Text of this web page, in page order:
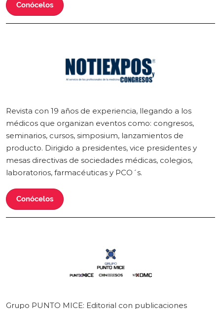
Conócelos
Revista con 19 años de experiencia, llegando a los
médicos que organizan eventos como: congresos,
seminarios, cursos, simposium, lanzamientos de
producto. Dirigido a presidentes, vice presidentes y
mesas directivas de sociedades médicas, colegios,
laboratorios, farmacéuticas y PCO´s.
Conócelos
Grupo PUNTO MICE: Editorial con publicaciones